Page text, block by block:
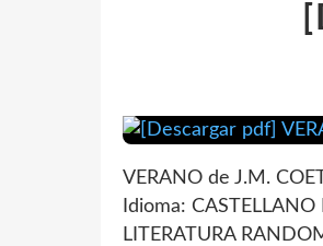
VERANO de J.M.
Idioma:
LITERATURA